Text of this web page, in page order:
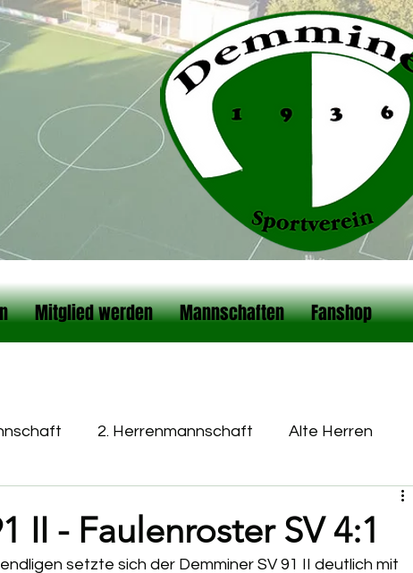
Mitglied werden Mannschaften Fanshop
2. Herrenmannschaft Alte Herren
II - Faulenroster SV 4:1
setzte sich der Demminer SV 91 II deutlich mit